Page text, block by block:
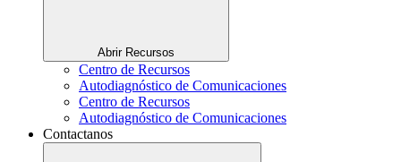
Abrir Recursos
Centro de Recursos
Autodiagnóstico de Comunicaciones
Centro de Recursos
Autodiagnóstico de Comunicaciones
Contactanos